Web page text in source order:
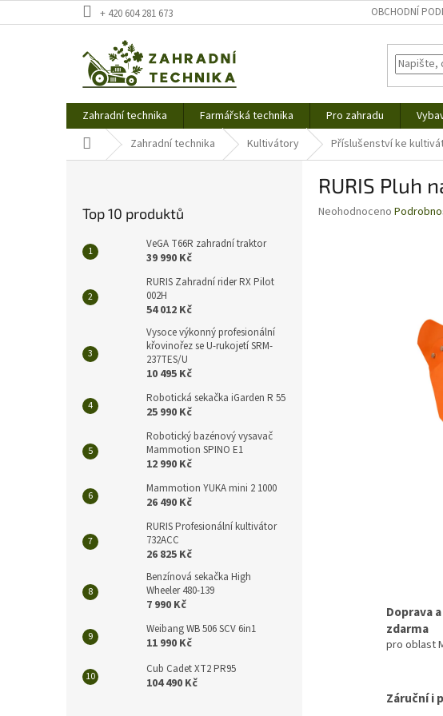
na
+ 420 604 281 673 OBCHODNÍ
Zahradní technika Farmářská technika Pro zahradu
Domů Zahradní technika Kultivátory Příslušenství ke
Top 10 produktů
VeGA T66R zahradní traktor
39 990 Kč
RURIS Zahradní rider RX Pilot
002H
54 012 Kč
Vysoce výkonný profesionální
křovinořez se U-rukojetí SRM-
237TES/U
10 495 Kč
Robotická sekačka iGarden R 55
25 990 Kč
Robotický bazénový vysavač
Mammotion SPINO E1
12 990 Kč
Mammotion YUKA mini 2 1000
26 490 Kč
RURIS Profesionální kultivátor
732ACC
26 825 Kč
Benzínová sekačka High
Wheeler 480-139
7 990 Kč
Weibang WB 506 SCV 6in1
11 990 Kč
Cub Cadet XT2 PR95
104 490 Kč
RURIS Pluh
Průměrné
Neohodnoceno
Doprava
zdarma
pro oblast
Záruční i